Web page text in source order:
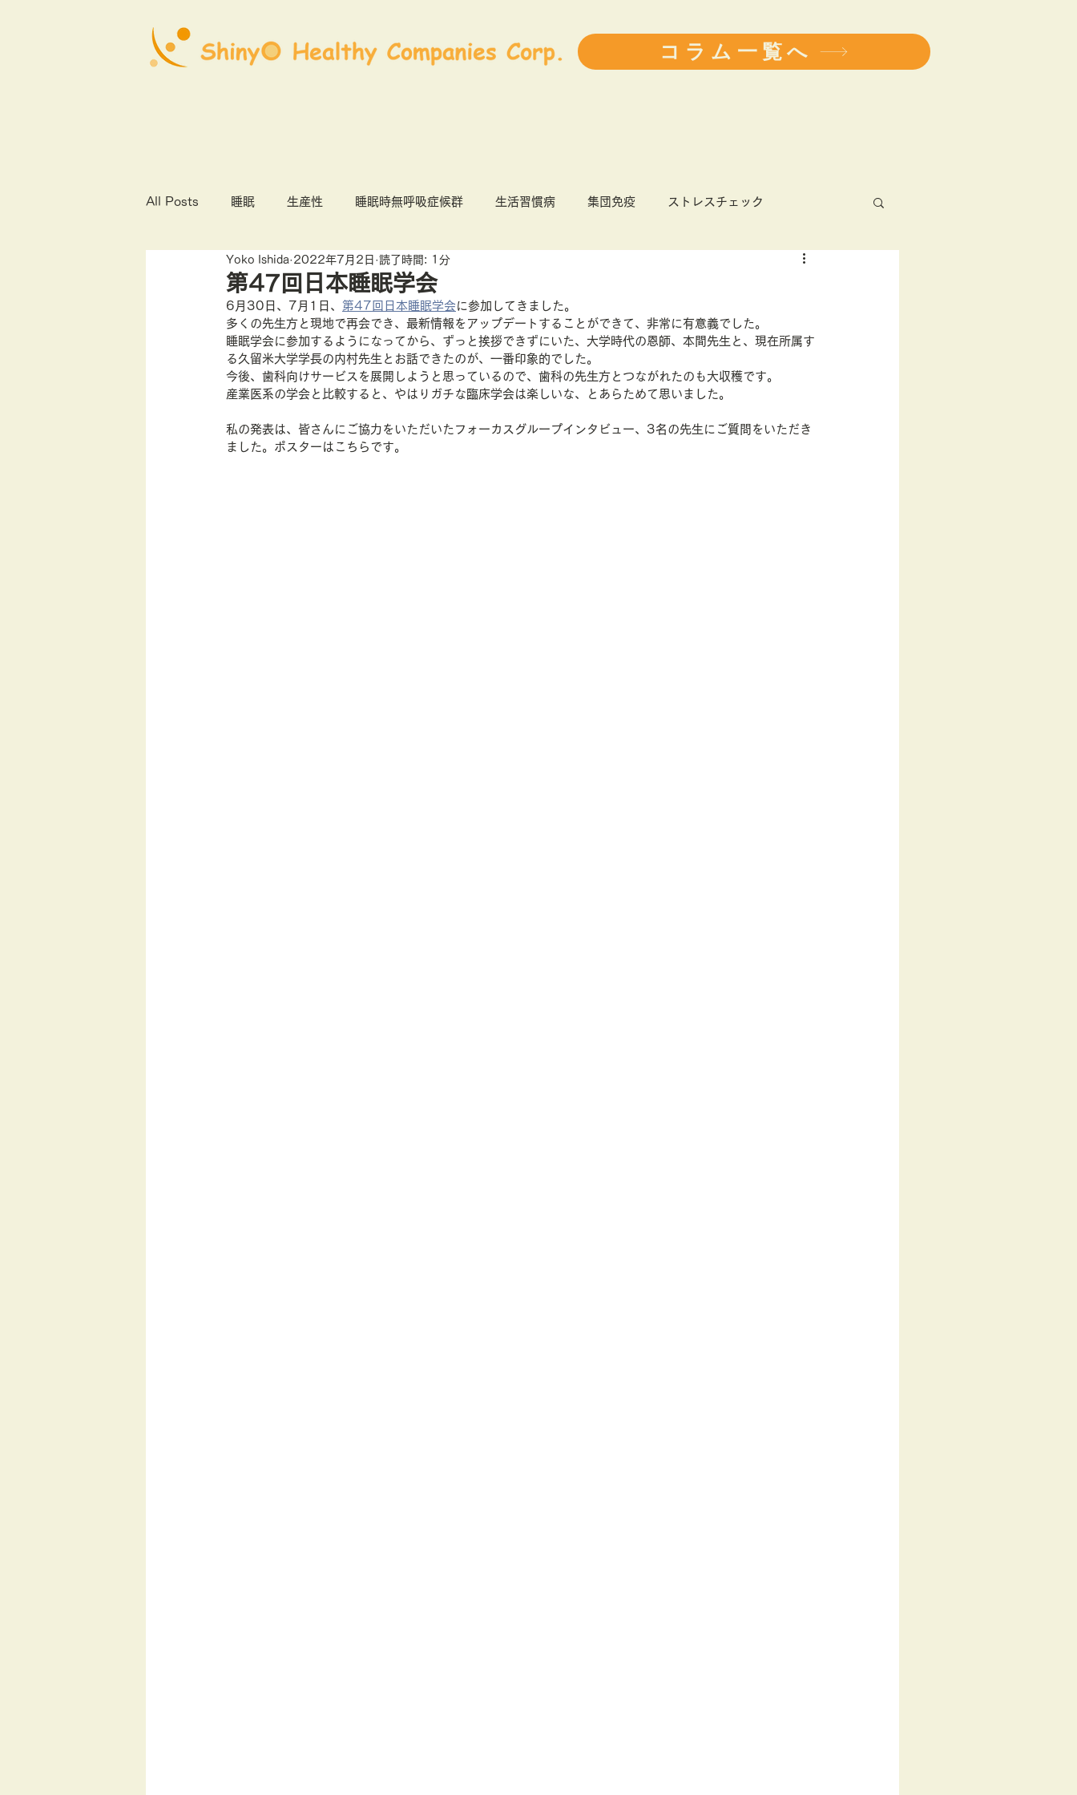
コラム一覧へ
All Posts 睡眠 生産性 睡眠時無呼吸症候群 生活習慣病 集団免疫 ストレスチェック
心理社会的安全性 COVID19 健康経営
オンライン診療 産業保健 人事・育成 ライフスタイル 書評 患者力 健康診断
行動経済学
第47回日本睡眠学会
Yoko Ishida 2022年7月2日 読了時間: 1分
6月30日、7月1日、 第47回日本睡眠学会に参加してきました。
多くの先生方と現地で再会でき、最新情報をアップデートすることができて、非常に有意義でした。
睡眠学会に参加するようになってから、ずっと挨拶できずにいた、大学時代の恩師、本間先生と、現在所属す
る久留米大学学長の内村先生とお話できたのが、一番印象的でした。
今後、歯科向けサービスを展開しようと思っているので、歯科の先生方とつながれたのも大収穫です。
産業医系の学会と比較すると、やはりガチな臨床学会は楽しいな、とあらためて思いました。
私の発表は、皆さんにご協力をいただいたフォーカスグループインタビュー、3名の先生にご質問をいただき
ました。ポスターはこちらです。